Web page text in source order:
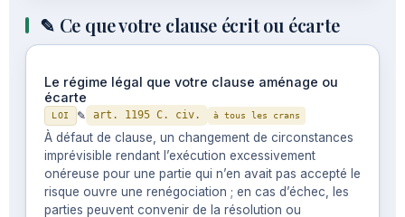
✎ Ce que votre clause écrit ou écarte
Le régime légal que votre clause aménage ou
écarte
LOI ✎ art. 1195 C. civ. à tous les crans
À défaut de clause, un changement de circonstances
imprévisible rendant l’exécution excessivement
onéreuse pour une partie qui n’en avait pas accepté le
risque ouvre une renégociation ; en cas d’échec, les
parties peuvent convenir de la résolution ou